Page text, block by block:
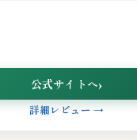
公式サイトへ
詳細レビュー →